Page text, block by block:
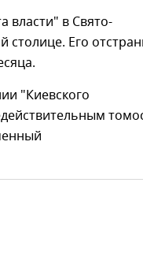
власти" в Свято-
Его
"Киевского